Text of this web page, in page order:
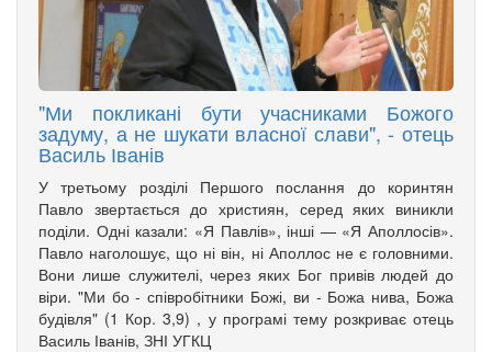
"Ми покликані бути учасниками Божого
задуму, а не шукати власної слави", - отець
Василь Іванів
У третьому розділі Першого послання до коринтян
Павло звертається до християн, серед яких виникли
поділи. Одні казали: «Я Павлів», інші — «Я Аполлосів».
Павло наголошує, що ні він, ні Аполлос не є головними.
Вони лише служителі, через яких Бог привів людей до
віри. "Ми бо - співробітники Божі, ви - Божа нива, Божа
будівля" (1 Кор. 3,9) , у програмі тему розкриває отець
Василь Іванів, ЗНІ УГКЦ